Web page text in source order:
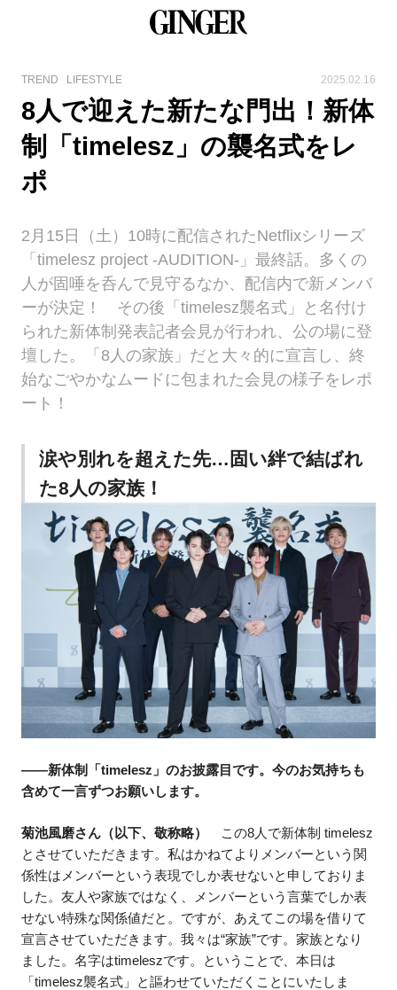
TREND LIFESTYLE 2025.02.16
8人で迎えた新たな門出！新体
制「timelesz」の襲名式をレ
ポ
2月15日（土）10時に配信されたNetflixシリーズ
「timelesz project -AUDITION-」最終話。多くの
人が固唾を呑んで見守るなか、配信内で新メンバ
ーが決定！ その後「timelesz襲名式」と名付け
られた新体制発表記者会見が行われ、公の場に登
壇した。「8人の家族」だと大々的に宣言し、終
始なごやかなムードに包まれた会見の様子をレポ
ート！
涙や別れを超えた先…固い絆で結ばれ
た8人の家族！
——新体制「timelesz」のお披露目です。今のお気持ちも
含めて一言ずつお願いします。
菊池風磨さん（以下、敬称略）
この8人で新体制 timelesz
とさせていただきます。私はかねてよりメンバーという関
係性はメンバーという表現でしか表せないと申しておりま
した。友人や家族ではなく、メンバーという言葉でしか表
せない特殊な関係値だと。ですが、あえてこの場を借りて
宣言させていただきます。我々は“家族”です。家族となり
ました。名字はtimeleszです。ということで、本日は
「timelesz襲名式」と謳わせていただくことにいたしま